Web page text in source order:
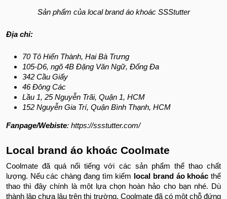
Sản phẩm của local brand áo khoác SSStutter
Địa chỉ:
70 Tô Hiến Thành, Hai Bà Trưng
105-D6, ngõ 4B Đặng Văn Ngữ, Đống Đa
342 Cầu Giấy
46 Đông Các
Lầu 1, 25 Nguyễn Trãi, Quận 1, HCM
152 Nguyễn Gia Trí, Quận Bình Thạnh, HCM
Fanpage/Webiste: https://ssstutter.com/
Local brand áo khoác Coolmate
Coolmate đã quá nổi tiếng với các sản phẩm thể thao chất
lượng. Nếu các chàng đang tìm kiếm
local brand áo khoác thể
thao thì đây chính là một lựa chọn hoàn hảo cho bạn nhé. Dù
thành lập chưa lâu trên thị trường, Coolmate đã có một chỗ đứng